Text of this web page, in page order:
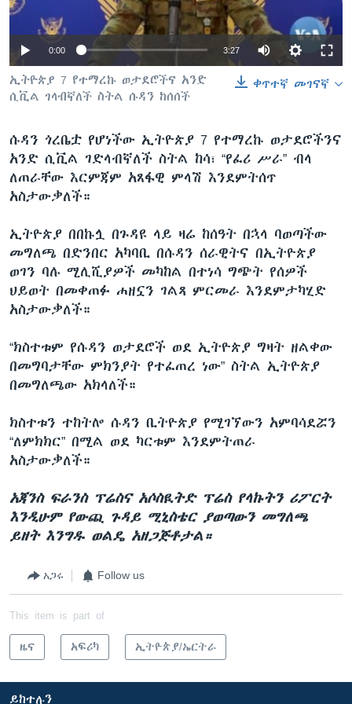
ቋንቋዎች
0:00 3:27
ቀጥተኛ መገናኛ
ኢትዮጵያ 7 የተማረኩ ወታደሮችና አንድ
ሲቪል ገላብኛለች ስትል ሱዳን ከሰሰች
ሱዳን ጎረቤቷ የሆነችው ኢትዮጵያ 7 የተማረኩ ወታደሮችንና
አንድ ሲቪል ገድላብኛለች ስትል ከሳ፣ “የፈሪ ሥራ” ብላ
ለጠራቸው እርምጃም አጸፋዊ ምላሽ እንደምትሰጥ
አስታውቃለች።
ኢትዮጵያ በበኩሏ በጉዳዩ ላይ ዛሬ ከሰዓት በኋላ ባወጣችው
መግለጫ በድንበር አካባቢ በሱዳን ሰራዊትና በኢትዮጵያ
ወገን ባሉ ሚሊሺያዎች መካከል በተነሳ ግጭት የሰዎች
ህይወት በመቀጠፉ ሐዘኗን ገልጻ ምርመራ እንደምታካሂድ
አስታውቃለች።
“ክስተቱም የሱዳን ወታደሮች ወደ ኢትዮጵያ ግዛት ዘልቀው
በመግባታቸው ምክንያት የተፈጠረ ነው” ስትል ኢትዮጵያ
በመግለጫው አክላለች።
ክስተቱን ተከትሎ ሱዳን ቢትዮጵያ የሚገኘውን አምባሳደሯን
“ለምክክር” በሚል ወደ ካርቱም እንደምትጠራ
አስታውቃለች።
አጃንስ ፍራንስ ፕሬስና አሶስዪትድ ፕሬስ የላኩትን ሪፖርት
እንዲሁም የውጪ ጉዳይ ሚኒስቴር ያወጣውን መግለጫ
ይዘት እንግዱ ወልዴ አዘጋጅቶታል።
አጋሩ Follow us
This item is part of
ዜና አፍሪካ ኢትዮጵያ/ኤርትራ
ይከተሉን